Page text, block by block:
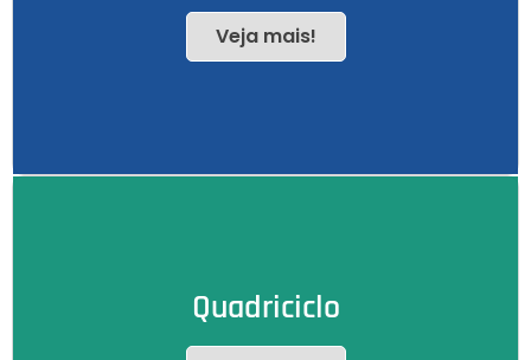
Veja mais!
Quadriciclo